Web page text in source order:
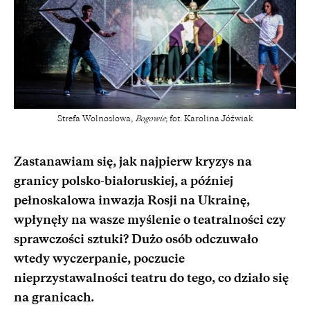
Strefa Wolnosłowa, Bogowie; fot. Karolina Jóźwiak
Zastanawiam się, jak najpierw kryzys na
granicy polsko-białoruskiej, a później
pełnoskalowa inwazja Rosji na Ukrainę,
wpłynęły na wasze myślenie o teatralności czy
sprawczości sztuki? Dużo osób odczuwało
wtedy wyczerpanie, poczucie
nieprzystawalności teatru do tego, co działo się
na granicach.